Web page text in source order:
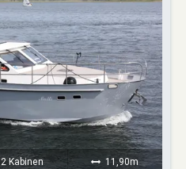
2 Kabinen 11,90m